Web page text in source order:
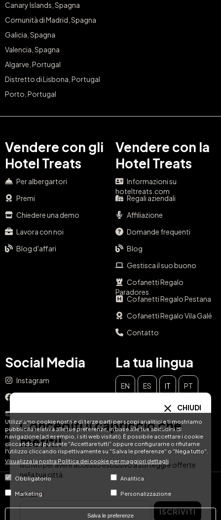
Utilizziamo cookie nostri e di terze parti per scopi analitici e ti mostriamo
pubblicità relativa alle tue preferenze, in base alle tue abitudini di
navigazione (ad esempio, i siti web visitati). È possibile accettare i cookie
cliccando sul pulsante "Accettare tutti" oppure configurarne o rifiutarne
l'utilizzo cliccando rispettivamente su "Salva le preferenze" o "Nega tutto".
Visualizza la nostra Politica dei cookie per maggiori dettagli
Obbligatorio Analitica
Marketing Personalizzazione
Salva le preferenze
Canary Islands, Spagna
Comunità di Madrid, Spagna
Galicia, Spagna
Valencia, Spagna
Algarve, Portugal
Distretto di Lisbona, Portugal
Porto, Portugal
Vendere con gli
Hotel Treats
Per albergartori
Premi
Chiedere una demo
Lavora con noi
Blog d'affari
Vendere con la
Hotel Treats
Informazioni su
hoteltreats.com
Regali aziendali
Affiliazione
Domande frequenti
Blog
Gestisca il suo buono
Cofanetti Regalo
Paradores
Cofanetti Regalo Pestana
Cofanetti Regalo Vila Galé
Contatto
Social Media
Instagram
YouTube
TikTok
LinkedIn
La tua lingua
EN ES IT PT
NL
© Hotel Treats 2026
Tel: +34 871 51 00 40 (9:00 - 19:00 CEST)
CHIUDI
Concediti il capriccio che
meriti!
Iscriviti per avere accesso esclusivo a sorteggi e offerte
nella tua città.
Email
ISCRIVITI